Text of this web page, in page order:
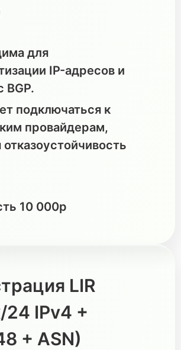
для
IP-адресов и
BGP.
подключаться к
провайдерам,
10 000р
LIR
24 IPv4 +
+ ASN)